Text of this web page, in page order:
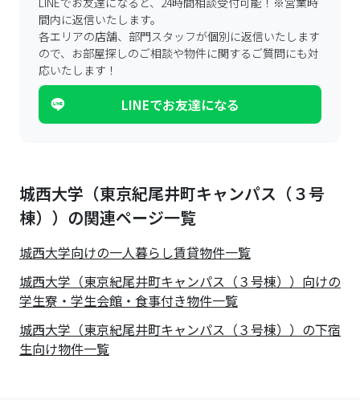
間内に返信いたします。
各エリアの店舗、部門スタッフが個別に返信いたします
ので、 お部屋探しのご相談や物件に関するご質問にも対
応いたします！
LINEでお友達になる
城西大学（東京紀尾井町キャンパス（３号
棟））の関連ページ一覧
城西大学向けの一人暮らし賃貸物件一覧
城西大学（東京紀尾井町キャンパス（３号棟））向けの
学生寮・学生会館・食事付き物件一覧
城西大学（東京紀尾井町キャンパス（３号棟））の下宿
生向け物件一覧